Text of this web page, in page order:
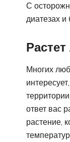
С
диатезах
Многих
ответ вас
растение,